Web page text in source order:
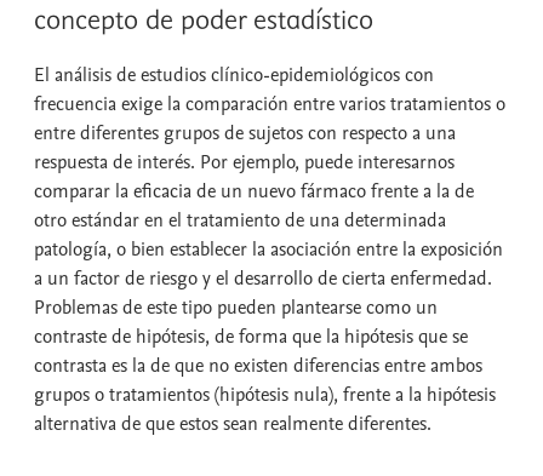
concepto de poder estadístico
El análisis de estudios clínico-epidemiológicos con
frecuencia exige la comparación entre varios tratamientos o
entre diferentes grupos de sujetos con respecto a una
respuesta de interés. Por ejemplo, puede interesarnos
comparar la eficacia de un nuevo fármaco frente a la de
otro estándar en el tratamiento de una determinada
patología, o bien establecer la asociación entre la exposición
a un factor de riesgo y el desarrollo de cierta enfermedad.
Problemas de este tipo pueden plantearse como un
contraste de hipótesis, de forma que la hipótesis que se
contrasta es la de que no existen diferencias entre ambos
grupos o tratamientos (hipótesis nula), frente a la hipótesis
alternativade que estos sean realmente diferentes.